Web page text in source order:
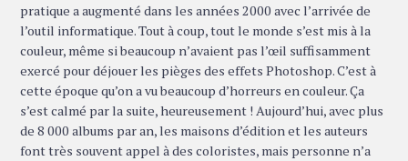
pratique a augmenté dans les années 2000 avec l’arrivée de
l’outil informatique. Tout à coup, tout le monde s’est mis à la
couleur, même si beaucoup n’avaient pas l’œil suffisamment
exercé pour déjouer les pièges des effets Photoshop. C’est à
cette époque qu’on a vu beaucoup d’horreurs en couleur. Ça
s’est calmé par la suite, heureusement ! Aujourd’hui, avec plus
de 8 000 albums par an, les maisons d’édition et les auteurs
font très souvent appel à des coloristes, mais personne n’a